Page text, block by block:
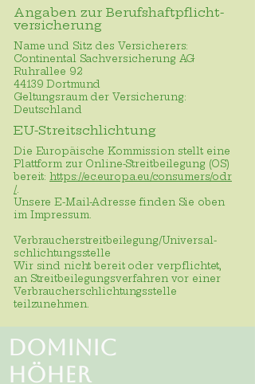
Angaben zur Berufs­haftpflicht­
versicherung
Name und Sitz des Versicherers:
Continental Sachversicherung AG
Ruhrallee 92
44139 Dortmund
Geltungsraum der Versicherung:
Deutschland
EU-Streitschlichtung
Die Europäische Kommission stellt eine
Plattform zur Online-Streitbeilegung (OS)
bereit:https://ec.europa.eu/consumers/odr
/.
Unsere E-Mail-Adresse finden Sie oben
im Impressum.
Verbraucher­streit­beilegung/Universal­
schlichtungs­stelle
Wir sind nicht bereit oder verpflichtet,
an Streitbeilegungsverfahren vor einer
Verbraucherschlichtungsstelle
teilzunehmen.
Dominic
Höher